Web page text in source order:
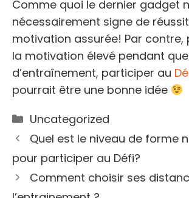
Comme quoi le dernier gadget
nécessairement signe de
motivation assurée! Par contre,
la motivation élevé pendant
d’entraînement, participer au
pourrait être une bonne idée
Catégories
Uncategorized
Quel est le niveau de forme
pour participer au Défi?
Comment choisir ses